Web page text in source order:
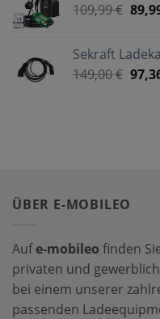
109,99€
Sekraft
149,00€
ÜBER E-MOBILEO
Aufe-mobileo finden
privaten und
bei einem unserer
passenden